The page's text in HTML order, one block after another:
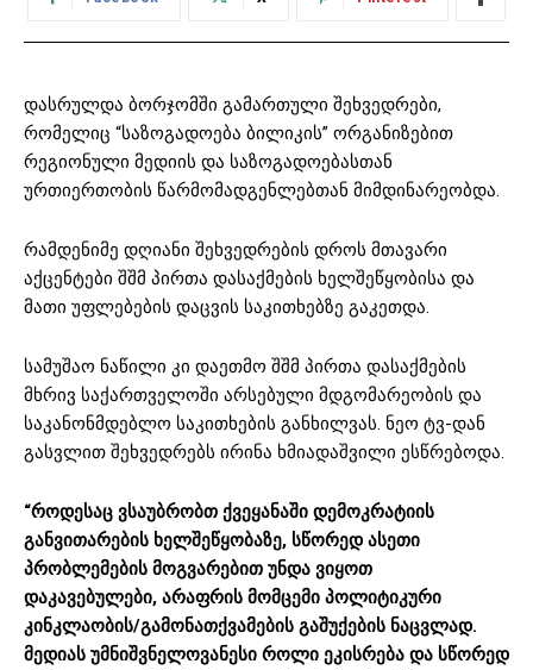
დასრულდა ბორჯომში გამართული შეხვედრები,
რომელიც “საზოგადოება ბილიკის” ორგანიზებით
რეგიონული მედიის და საზოგადოებასთან
ურთიერთობის წარმომადგენლებთან მიმდინარეობდა.
რამდენიმე დღიანი შეხვედრების დროს მთავარი
აქცენტები შშმ პირთა დასაქმების ხელშეწყობისა და
მათი უფლებების დაცვის საკითხებზე გაკეთდა.
სამუშაო ნაწილი კი დაეთმო შშმ პირთა დასაქმების
მხრივ საქართველოში არსებული მდგომარეობის და
საკანონმდებლო საკითხების განხილვას. ნეო ტვ-დან
გასვლით შეხვედრებს ირინა ხმიადაშვილი ესწრებოდა.
“როდესაც ვსაუბრობთ ქვეყანაში დემოკრატიის
განვითარების ხელშეწყობაზე, სწორედ ასეთი
პრობლემების მოგვარებით უნდა ვიყოთ
დაკავებულები, არაფრის მომცემი პოლიტიკური
კინკლაობის/გამონათქვამების გაშუქების ნაცვლად.
მედიას უმნიშვნელოვანესი როლი ეკისრება და სწორედ